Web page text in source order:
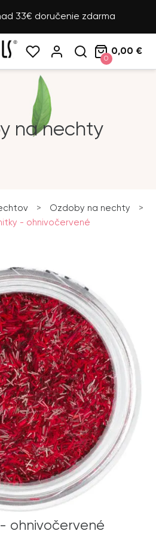
33€ doručenie zdarma
0
0,00 €
na nechty
> Ozdoby na nechty
>
- ohnivočervené
ohnivočervené